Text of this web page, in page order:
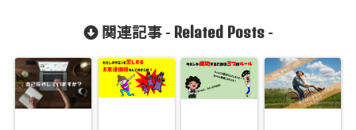
関連記事 - Related Posts-